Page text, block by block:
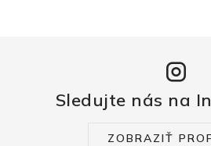
Sledujte nás na
ZOBRAZIŤ